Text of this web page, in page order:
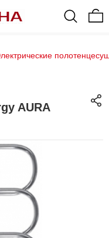
AURA